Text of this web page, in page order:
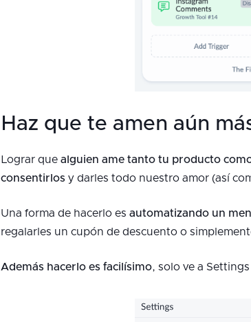
Haz que te amen aún
Lograr que alguien ame tanto tu producto
consentirlos y darles todo nuestro amor (así
Una forma de hacerlo es automatizando un
regalarles un cupón de descuento o
Además hacerlo es facilísimo, solo ve a